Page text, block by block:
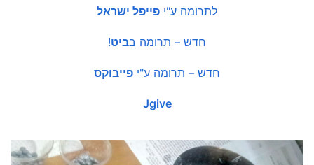
לתרומה ע"י פייפל ישראל
חדש – תרומה בביט!
חדש – תרומה ע"י פייבוקס
Jgive